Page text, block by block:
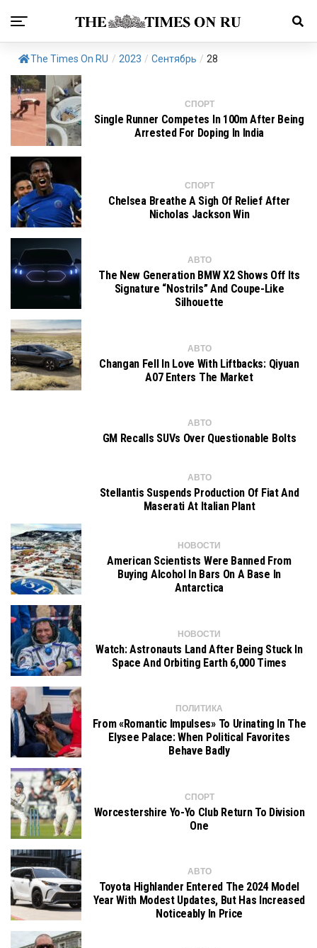
The Times On RU / 2023 / Сентябрь / 28
СПОРТ
Single Runner Competes In 100m After Being
Arrested For Doping In India
СПОРТ
Chelsea Breathe A Sigh Of Relief After
Nicholas Jackson Win
АВТО
The New Generation BMW X2 Shows Off Its
Signature “nostrils” And Coupe-Like
Silhouette
АВТО
Changan Fell In Love With Liftbacks: Qiyuan
A07 Enters The Market
АВТО
GM Recalls SUVs Over Questionable Bolts
АВТО
Stellantis Suspends Production Of Fiat And
Maserati At Italian Plant
НОВОСТИ
American Scientists Were Banned From
Buying Alcohol In Bars On A Base In
Antarctica
НОВОСТИ
Watch: Astronauts Land After Being Stuck In
Space And Orbiting Earth 6,000 Times
ПОЛИТИКА
From «romantic Impulses» To Urinating In The
Elysee Palace: When Political Favorites
Behave Badly
СПОРТ
Worcestershire Yo-Yo Club Return To Division
One
АВТО
Toyota Highlander Entered The 2024 Model
Year With Modest Updates, But Has Increased
Noticeably In Price